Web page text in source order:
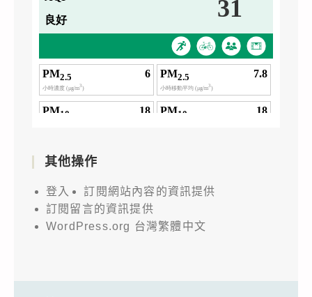
其他操作
登入
訂閱網站內容的資訊提供
訂閱留言的資訊提供
WordPress.org 台灣繁體中文